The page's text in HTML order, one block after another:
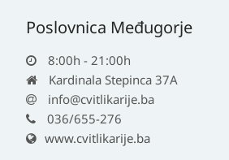
Poslovnica Međugorje
8:00h - 21:00h
Kardinala Stepinca 37A
info@cvitlikarije.ba
036/655-276
www.cvitlikarije.ba